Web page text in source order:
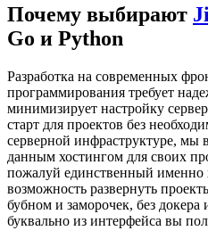
Почему выбирают
Go и Python
Разработка на современных
программирования требует
минимизирует настройку
старт для проектов без
серверной инфраструктуре, мы
данным хостингом для своих
пожалуй единственный именно
возможность развернуть
бубном и заморочек, без
буквально из интерфейса вы